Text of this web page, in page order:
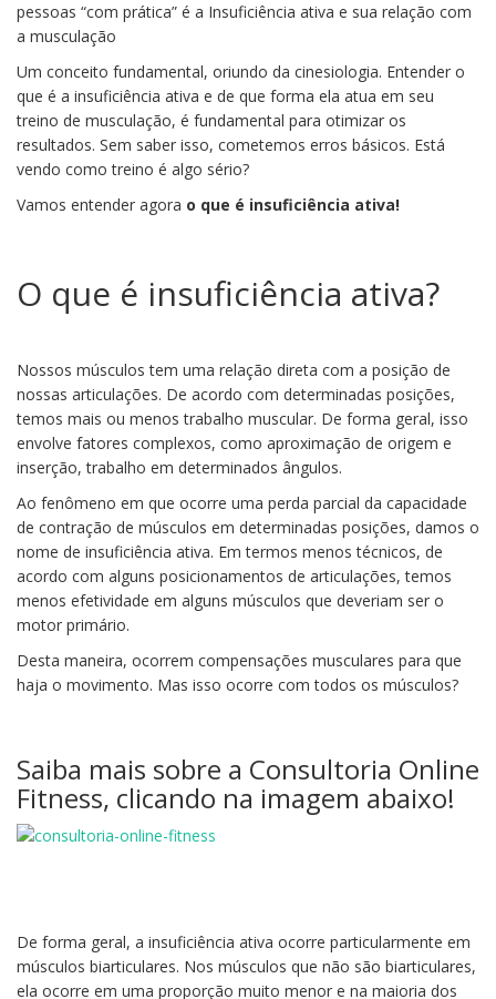
pessoas “com prática” é a Insuficiência ativa e sua relação com
a musculação
Um conceito fundamental, oriundo da cinesiologia. Entender o
que é a insuficiência ativa e de que forma ela atua em seu
treino de musculação, é fundamental para otimizar os
resultados. Sem saber isso, cometemos erros básicos. Está
vendo como treino é algo sério?
Vamos entender agora o que é insuficiência ativa!
O que é insuficiência ativa?
Nossos músculos tem uma relação direta com a posição de
nossas articulações. De acordo com determinadas posições,
temos mais ou menos trabalho muscular. De forma geral, isso
envolve fatores complexos, como aproximação de origem e
inserção, trabalho em determinados ângulos.
Ao fenômeno em que ocorre uma perda parcial da capacidade
de contração de músculos em determinadas posições, damos o
nome de insuficiência ativa. Em termos menos técnicos, de
acordo com alguns posicionamentos de articulações, temos
menos efetividade em alguns músculos que deveriam ser o
motor primário.
Desta maneira, ocorrem compensações musculares para que
haja o movimento. Mas isso ocorre com todos os músculos?
Saiba mais sobre a Consultoria Online
Fitness, clicando na imagem abaixo!
De forma geral, a insuficiência ativa ocorre particularmente em
músculos biarticulares. Nos músculos que não são biarticulares,
ela ocorre em uma proporção muito menor e na maioria dos